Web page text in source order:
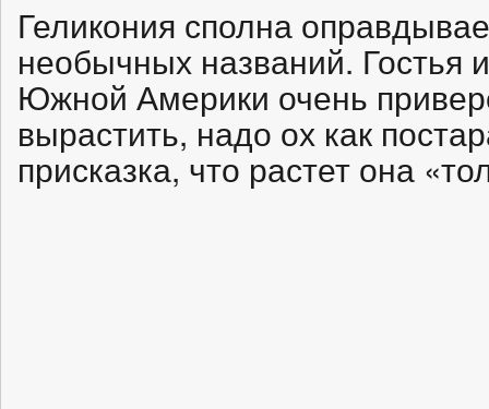
Геликония сполна
необычных названий. Гостья
Южной Америки очень
вырастить, надо ох как
присказка, что растет она